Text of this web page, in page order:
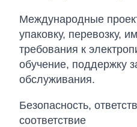
Международные
упаковку, перевозку,
требования к
обучение, поддержку
обслуживания.
Безопасность,
соответствие